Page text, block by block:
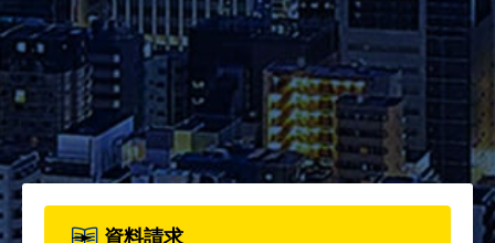
2026年度パンフレット配布開
始！カリキュラム全体、各科目
詳細、院生プロフィールについ
て、詳しく知りたい方は資料請
求フォームからお申込みくださ
い。
資料請求